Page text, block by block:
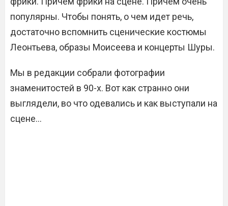
популярны. Чтобы понять, о чем идет речь,
достаточно вспомнить сценические костюмы
Леонтьева, образы Моисеева и концерты Шуры.
Мы в редакции собрали фотографии
знаменитостей в 90-х. Вот как странно они
выглядели, во что одевались и как выступали на
сцене…